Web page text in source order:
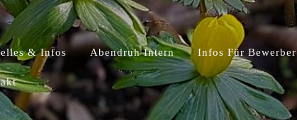
& Infos Abendruh Intern Infos Für Bewerber